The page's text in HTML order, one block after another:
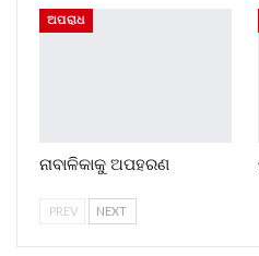
ଅପରାଧ
ନାବାଳିକାକୁ ଅପହରଣ
PREV NEXT